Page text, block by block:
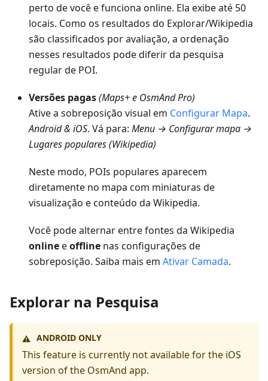
perto de você e funciona online. Ela exibe até 50
locais. Como os resultados do Explorar/Wikipedia
são classificados por avaliação, a ordenação
nesses resultados pode diferir da pesquisa
regular de POI.
Versões pagas(Maps+ e OsmAnd Pro)
Ative a sobreposição visual em Configurar Mapa.
Android& iOS. Vá para: Menu → Configurar mapa →
Lugares populares (Wikipedia)
Neste modo, POIs populares aparecem
diretamente no mapa com miniaturas de
visualização e conteúdo da Wikipedia.
Você pode alternar entre fontes da Wikipedia
onlineeoffline nas configurações de
sobreposição. Saiba mais em Ativar Camada.
Explorar na Pesquisa
⚠️ ANDROID ONLY
This feature is currently not available for the iOS
version of the OsmAnd app.